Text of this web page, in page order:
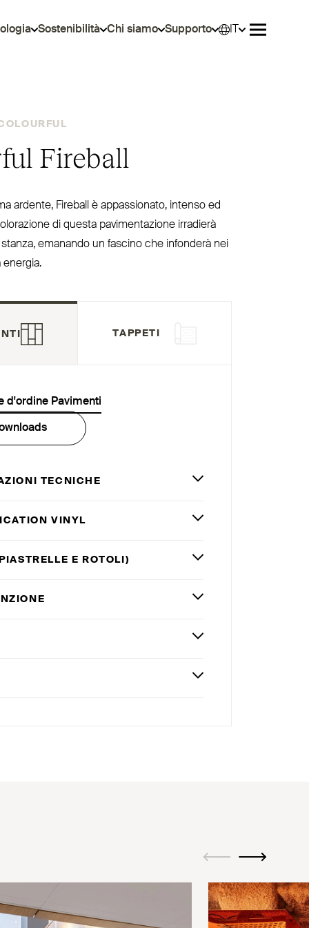
Sostenibilità Chi siamo Supporto
Fireball
ardente, Fireball è appas­sionato, intenso ed
di questa pavi­men­tazione irradierà
emanando un fascino che infonderà nei
energia.
TAPPETI
d'ordine Pavimenti
TECNICHE
VINYL
E ROTOLI)
ui.previousui.next